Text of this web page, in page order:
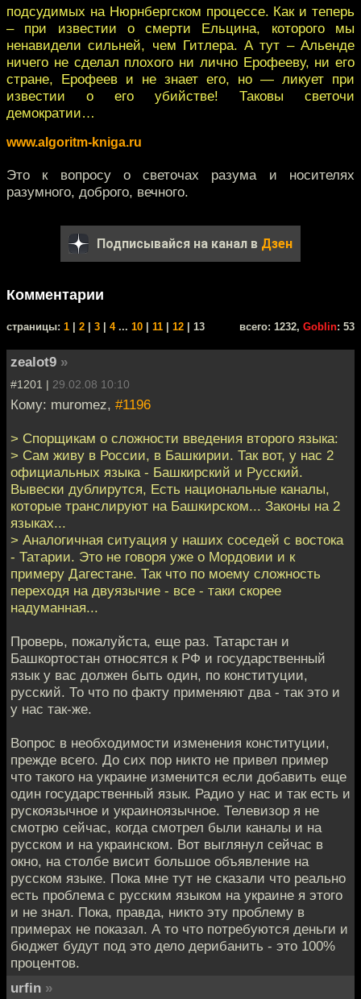
подсудимых на Нюрнбергском процессе. Как и теперь
– при известии о смерти Ельцина, которого мы
ненавидели сильней, чем Гитлера. А тут – Альенде
ничего не сделал плохого ни лично Ерофееву, ни его
стране, Ерофеев и не знает его, но — ликует при
известии о его убийстве! Таковы светочи
демократии…
www.algoritm-kniga.ru
Это к вопросу о светочах разума и носителях
разумного, доброго, вечного.
Подписывайся на канал в Дзен
Комментарии
cтраницы: 1 2 3 4... 10 11 12 | 13 всего: 1232, Goblin: 53
zealot9 »
#1201 | 29.02.08 10:10
Кому: muromez, #1196
> Спорщикам о сложности введения второго языка:
> Сам живу в России, в Башкирии. Так вот, у нас 2
официальных языка - Башкирский и Русский.
Вывески дублирутся, Есть национальные каналы,
которые транслируют на Башкирском... Законы на 2
языках...
> Аналогичная ситуация у наших соседей с востока
- Татарии. Это не говоря уже о Мордовии и к
примеру Дагестане. Так что по моему сложность
переходя на двуязычие - все - таки скорее
надуманная...
Проверь, пожалуйста, еще раз. Татарстан и
Башкортостан относятся к РФ и государственный
язык у вас должен быть один, по конституции,
русский. То что по факту применяют два - так это и
у нас так-же.
Вопрос в необходимости изменения конституции,
прежде всего. До сих пор никто не привел пример
что такого на украине изменится если добавить еще
один государственный язык. Радио у нас и так есть и
рускоязычное и украиноязычное. Телевизор я не
смотрю сейчас, когда смотрел были каналы и на
русском и на украинском. Вот выглянул сейчас в
окно, на столбе висит большое объявление на
русском языке. Пока мне тут не сказали что реально
есть проблема с русским языком на украине я этого
и не знал. Пока, правда, никто эту проблему в
примерах не показал. А то что потребуются деньги и
бюджет будут под это дело дерибанить - это 100%
процентов.
urfin »